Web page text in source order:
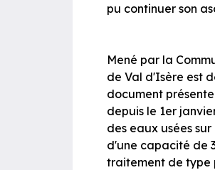
pu continuer son
Mené par la
de Val d'Isère est
document
depuis le 1er
des eaux usées
d'une capacité de
traitement de type